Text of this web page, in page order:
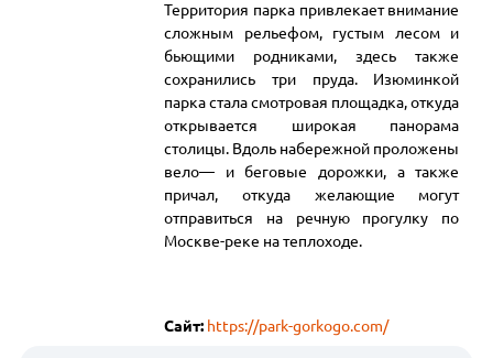
Территория парка привлекает внимание
сложным рельефом, густым лесом и
бьющими родниками, здесь также
сохранились три пруда. Изюминкой
парка стала смотровая площадка, откуда
открывается широкая панорама
столицы. Вдоль набережной проложены
вело— и беговые дорожки, а также
причал, откуда желающие могут
отправиться на речную прогулку по
Москве-реке на теплоходе.
Сайт: https://park-gorkogo.com/